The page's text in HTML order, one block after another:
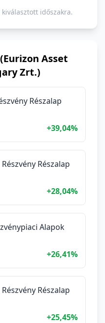
időszakra.
Asset
Zrt.)
Részalap
+39,04%
Részalap
+28,04%
Alapok
+26,41%
Részalap
+25,45%